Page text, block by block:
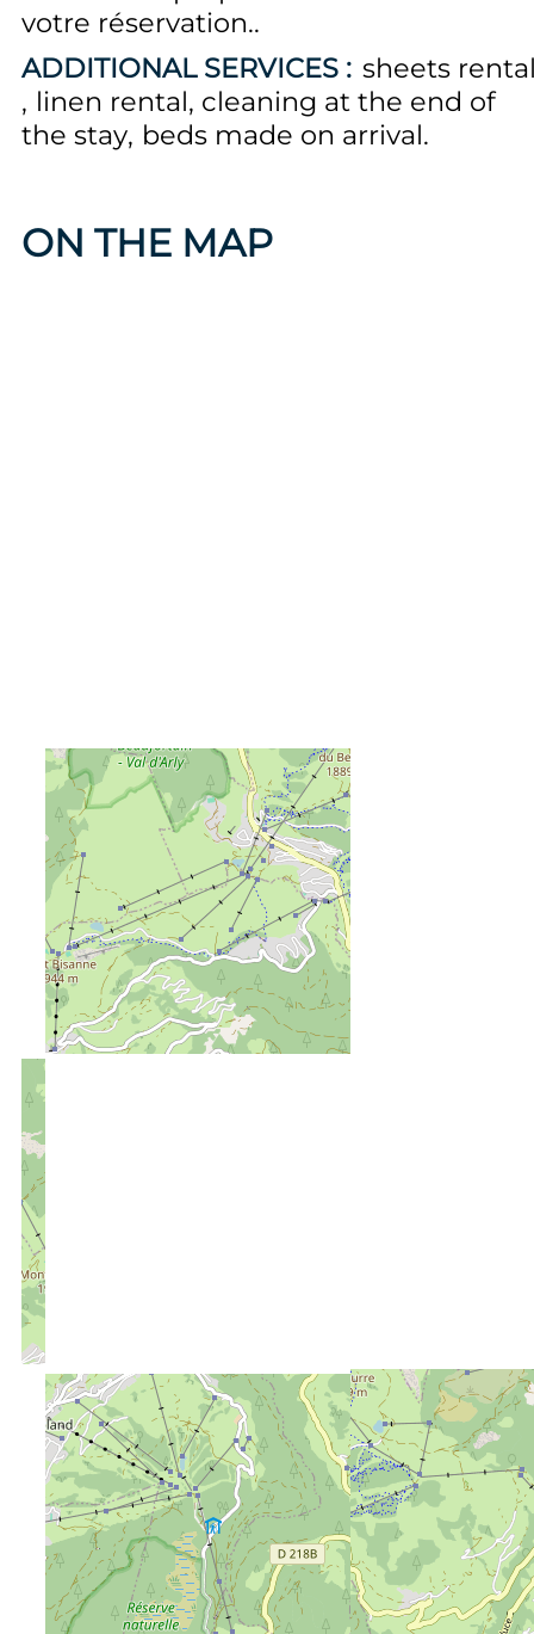
votre réservation.
ADDITIONAL SERVICES : sheets
linen rental cleaning at the end of
the stay beds made on arrival
ON THE MAP